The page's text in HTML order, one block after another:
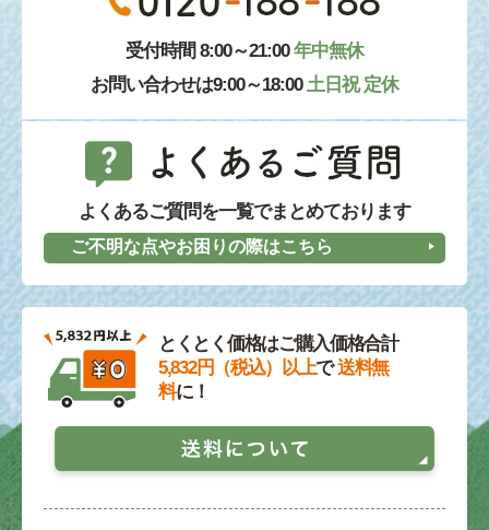
受付時間 8:00～21:00年中無休
お問い合わせは9:00～18:00 土日祝 定休
よくあるご質問を一覧でまとめております
ご不明な点やお困りの際はこちら
とくとく価格はご購入価格合計
5,832円（税込）以上で送料無
料に！